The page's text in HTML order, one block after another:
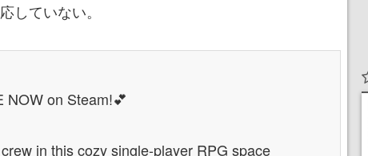
していない。
NOW on Steam!💕
in this cozy single-player RPG space